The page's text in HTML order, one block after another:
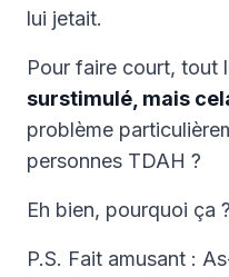
lui jetait.
Pour faire court, tout
surstimulé, mais
problème
personnes TDAH ?
Eh bien, pourquoi ça
P.S. Fait amusant :